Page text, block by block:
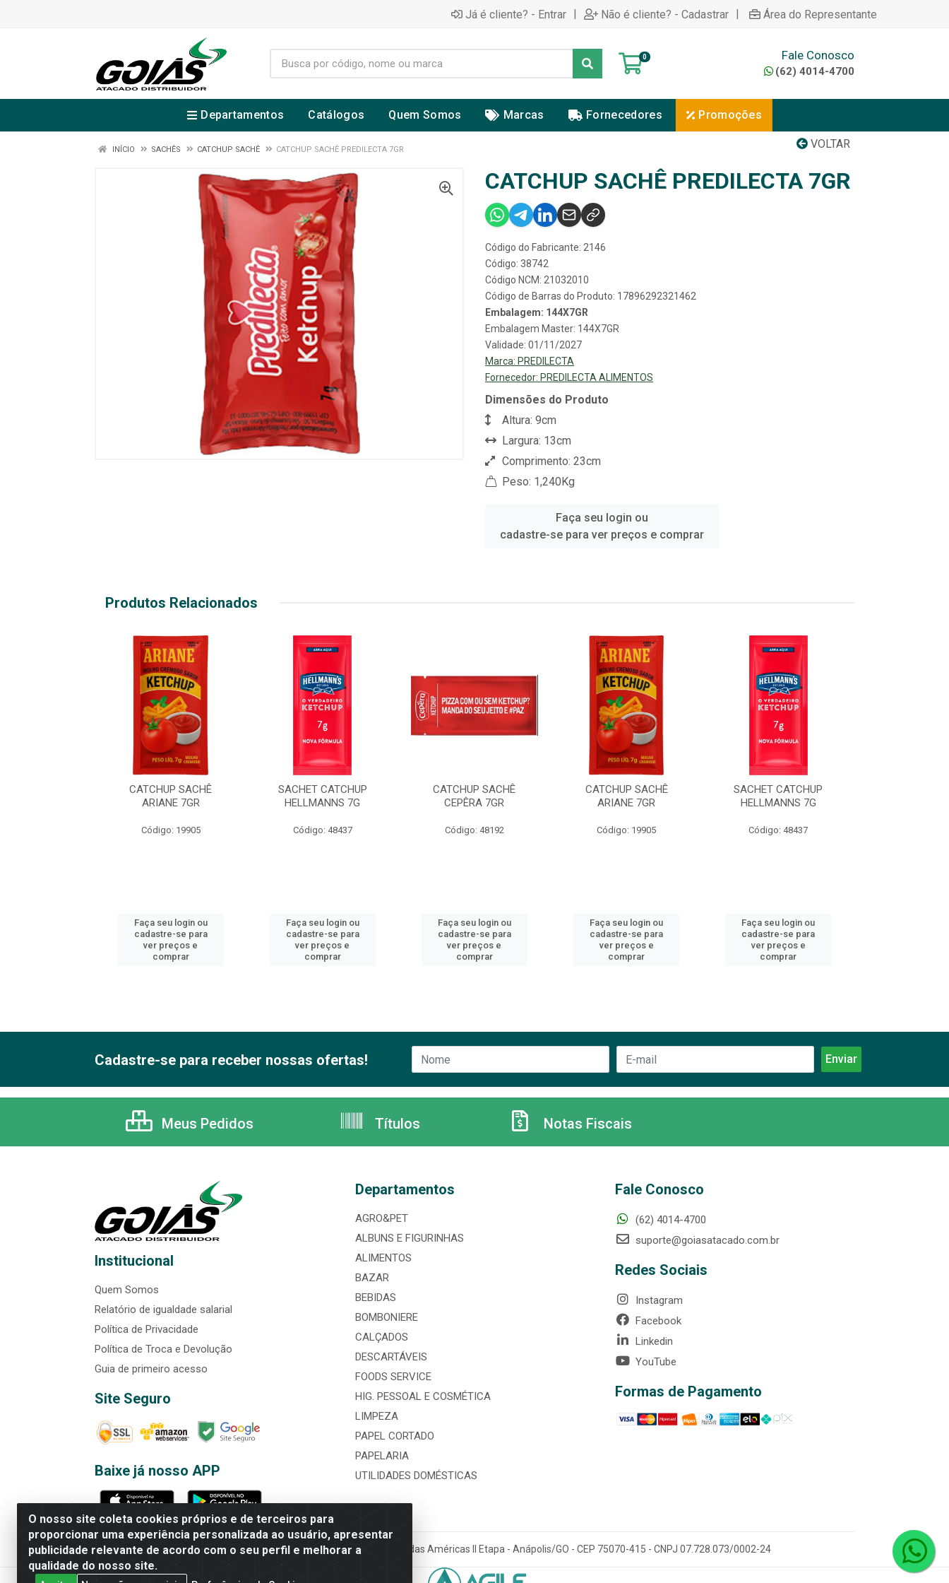
Já é cliente? - Entrar | Não é cliente? - Cadastrar | Área do Representante
0 Fale Conosco
(62) 4014-4700
Departamentos Catálogos Quem Somos Marcas Fornecedores Promoções
VOLTAR
INÍCIO SACHÊS CATCHUP SACHÊ CATCHUP SACHÊ PREDILECTA 7GR
CATCHUP SACHÊ PREDILECTA 7GR
Código do Fabricante: 2146
Código: 38742
Código NCM: 21032010
Código de Barras do Produto: 17896292321462
Embalagem: 144X7GR
Embalagem Master: 144X7GR
Validade: 01/11/2027
Marca: PREDILECTA
Fornecedor: PREDILECTA ALIMENTOS
Dimensões do Produto
Altura: 9cm
Largura: 13cm
Comprimento: 23cm
Peso: 1,240Kg
Faça seu login ou
cadastre-se para ver preços e comprar
Produtos Relacionados
CATCHUP SACHÊ
ARIANE 7GR
Código: 19905
Faça seu login ou
cadastre-se para
ver preços e
comprar
SACHET CATCHUP
HELLMANNS 7G
Código: 48437
Faça seu login ou
cadastre-se para
ver preços e
comprar
CATCHUP SACHÊ
CEPÊRA 7GR
Código: 48192
Faça seu login ou
cadastre-se para
ver preços e
comprar
CATCHUP SACHÊ
ARIANE 7GR
Código: 19905
Faça seu login ou
cadastre-se para
ver preços e
comprar
SACHET CATCHUP
HELLMANNS 7G
Código: 48437
Faça seu login ou
cadastre-se para
ver preços e
comprar
O nosso site coleta cookies próprios e de terceiros para
proporcionar uma experiência personalizada ao usuário, apresentar
publicidade relevante de acordo com o seu perfil e melhorar a
qualidade do nosso site.
Cadastre-se para receber nossas ofertas!
Meus Pedidos Títulos Notas Fiscais
Institucional
Quem Somos
Relatório de igualdade salarial
Política de Privacidade
Política de Troca e Devolução
Guia de primeiro acesso
Site Seguro
Baixe já nosso APP
Departamentos
AGRO&PET
ALBUNS E FIGURINHAS
ALIMENTOS
BAZAR
BEBIDAS
BOMBONIERE
CALÇADOS
DESCARTÁVEIS
FOODS SERVICE
HIG. PESSOAL E COSMÉTICA
LIMPEZA
PAPEL CORTADO
PAPELARIA
UTILIDADES DOMÉSTICAS
Fale Conosco
(62) 4014-4700
suporte@goiasatacado.com.br
Redes Sociais
Instagram
Facebook
Linkedin
YouTube
Formas de Pagamento
Rede Brasil - Avenida Universitária, nº 3860, Jardim das Américas II Etapa - Anápolis/GO - CEP 75070-415 - CNPJ 07.728.073/0002-24